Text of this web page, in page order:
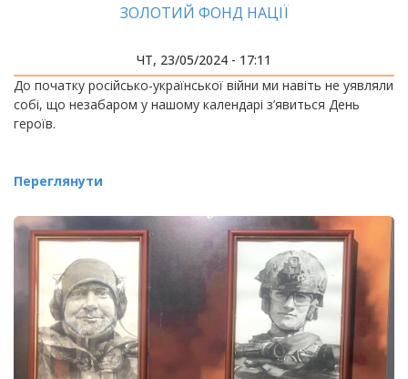
ЗОЛОТИЙ ФОНД НАЦІЇ
ЧТ, 23/05/2024 - 17:11
До початку російсько-української війни ми навіть не уявляли
собі, що незабаром у нашому календарі з’явиться День
героїв.
Переглянути